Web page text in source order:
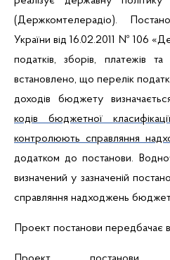
(Держкомтелерадіо).
України від 16.02.2011 № 106
податків, зборів, платежів
встановлено, що перелік
доходів бюджету
кодів бюджетної
контролюють справляння
додатком до постанови.
визначений у зазначеній
справляння надходжень
Проект постанови передбачає